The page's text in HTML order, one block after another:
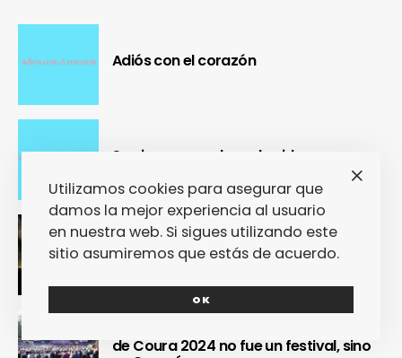
Adiós con el corazón
Se cierra un pedazo de vida
OUR Fest 2024 convirtió a Ourense en
la capital del Cool Britannia
de Coura 2024 no fue un festival, sino
Utilizamos cookies para asegurar que
damos la mejor experiencia al usuario
en nuestra web. Si sigues utilizando este
sitio asumiremos que estás de acuerdo.
OK